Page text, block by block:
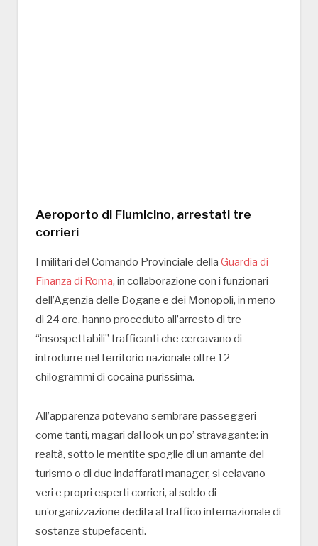
Aeroporto di Fiumicino, arrestati tre
corrieri
I militari del Comando Provinciale della Guardia di
Finanza di Roma, in collaborazione con i funzionari
dell’Agenzia delle Dogane e dei Monopoli, in meno
di 24 ore, hanno proceduto all’arresto di tre
“insospettabili” trafficanti che cercavano di
introdurre nel territorio nazionale oltre 12
chilogrammi di cocaina purissima.
All’apparenza potevano sembrare passeggeri
come tanti, magari dal look un po’ stravagante: in
realtà, sotto le mentite spoglie di un amante del
turismo o di due indaffarati manager, si celavano
veri e propri esperti corrieri, al soldo di
un’organizzazione dedita al traffico internazionale di
sostanze stupefacenti.